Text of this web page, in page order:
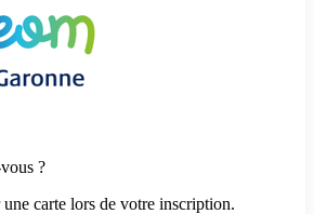
?
carte lors de votre inscription.